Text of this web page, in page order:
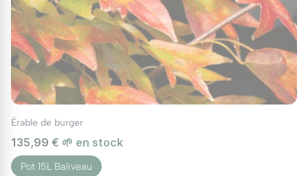
Érable de burger
135,99 € 🌱 en stock
Pot 15L Baliveau